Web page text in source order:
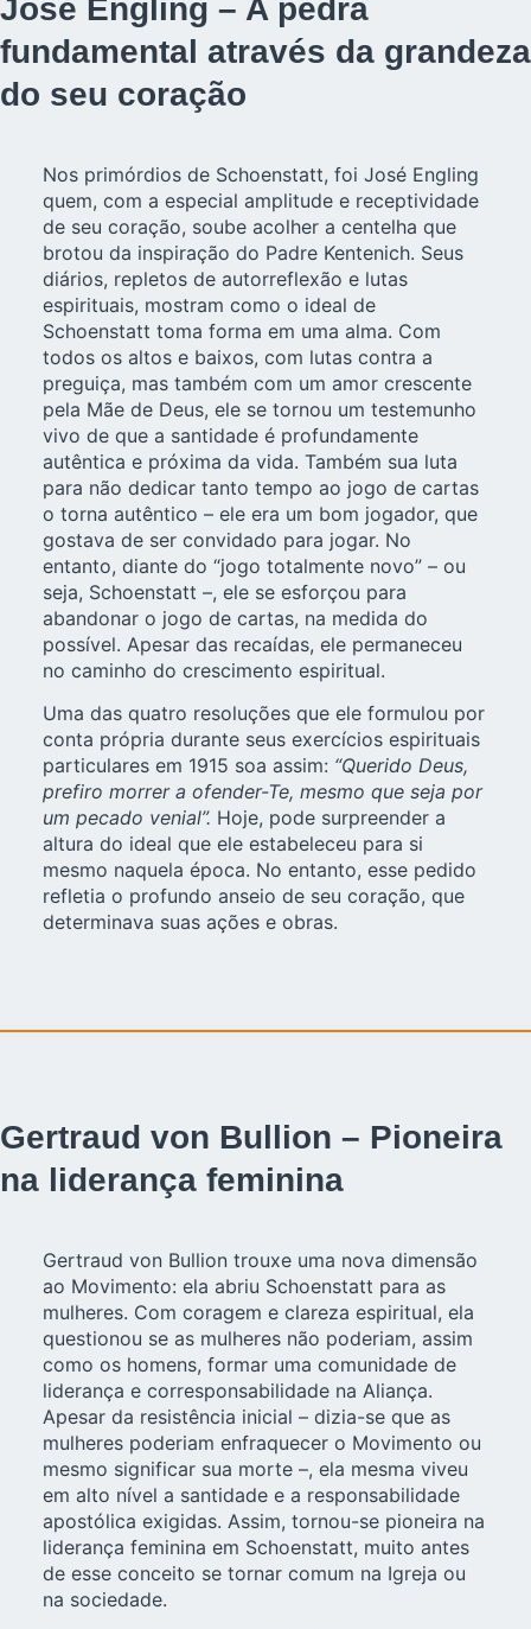
José Engling – A pedra
fundamental através da grandeza
do seu coração
Nos primórdios de Schoenstatt, foi José Engling
quem, com a especial amplitude e receptividade
de seu coração, soube acolher a centelha que
brotou da inspiração do Padre Kentenich. Seus
diários, repletos de autorreflexão e lutas
espirituais, mostram como o ideal de
Schoenstatt toma forma em uma alma. Com
todos os altos e baixos, com lutas contra a
preguiça, mas também com um amor crescente
pela Mãe de Deus, ele se tornou um testemunho
vivo de que a santidade é profundamente
autêntica e próxima da vida. Também sua luta
para não dedicar tanto tempo ao jogo de cartas
o torna autêntico – ele era um bom jogador, que
gostava de ser convidado para jogar. No
entanto, diante do “jogo totalmente novo” – ou
seja, Schoenstatt –, ele se esforçou para
abandonar o jogo de cartas, na medida do
possível. Apesar das recaídas, ele permaneceu
no caminho do crescimento espiritual.
Uma das quatro resoluções que ele formulou por
conta própria durante seus exercícios espirituais
particulares em 1915 soa assim: “Querido Deus,
prefiro morrer a ofender-Te, mesmo que seja por
um pecado venial”. Hoje, pode surpreender a
altura do ideal que ele estabeleceu para si
mesmo naquela época. No entanto, esse pedido
refletia o profundo anseio de seu coração, que
determinava suas ações e obras.
Gertraud von Bullion – Pioneira
na liderança feminina
Gertraud von Bullion trouxe uma nova dimensão
ao Movimento: ela abriu Schoenstatt para as
mulheres. Com coragem e clareza espiritual, ela
questionou se as mulheres não poderiam, assim
como os homens, formar uma comunidade de
liderança e corresponsabilidade na Aliança.
Apesar da resistência inicial – dizia-se que as
mulheres poderiam enfraquecer o Movimento ou
mesmo significar sua morte –, ela mesma viveu
em alto nível a santidade e a responsabilidade
apostólica exigidas. Assim, tornou-se pioneira na
liderança feminina em Schoenstatt, muito antes
de esse conceito se tornar comum na Igreja ou
na sociedade.